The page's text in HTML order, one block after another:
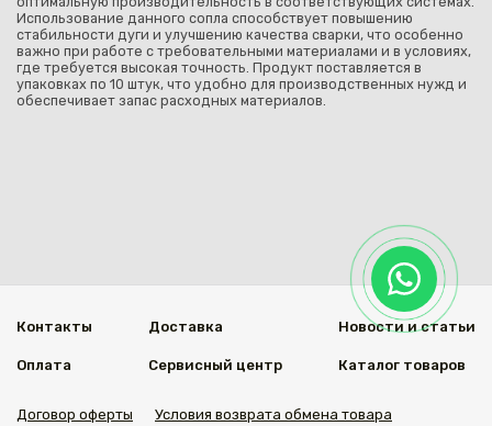
Использование данного сопла способствует повышению
стабильности дуги и улучшению качества сварки, что особенно
важно при работе с требовательными материалами и в условиях,
где требуется высокая точность. Продукт поставляется в
упаковках по 10 штук, что удобно для производственных нужд и
обеспечивает запас расходных материалов.
Контакты
Оплата
Доставка
Сервисный центр
Новости и статьи
Каталог товаров
Договор оферты Условия возврата обмена товара